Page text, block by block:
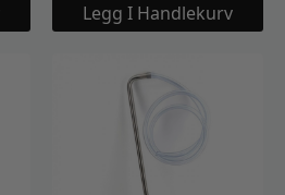
Legg I Handlekurv